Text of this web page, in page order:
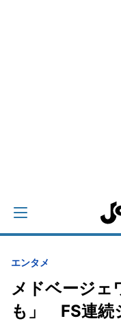
エンタメ
メドベージェ
も」 FS連続